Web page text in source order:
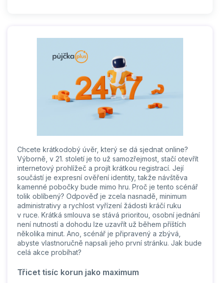
Chcete krátkodobý úvěr, který se dá sjednat online?
Výborně, v 21. století je to už samozřejmost, stačí otevřít
internetový prohlížeč a projít krátkou registrací. Její
součástí je expresní ověření identity, takže návštěva
kamenné pobočky bude mimo hru. Proč je tento scénář
tolik oblíbený? Odpověď je zcela nasnadě, minimum
administrativy a rychlost vyřízení žádosti kráčí ruku
v ruce. Krátká smlouva se stává prioritou, osobní jednání
není nutností a dohodu lze uzavřít už během příštích
několika minut. Ano, scénář je připravený a zbývá,
abyste vlastnoručně napsali jeho první stránku. Jak bude
celá akce probíhat?
Třicet tisíc korun jako maximum